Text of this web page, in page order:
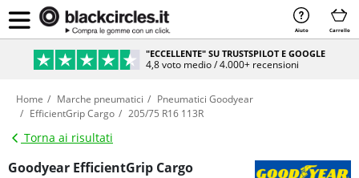
Aiuto Carrello
"ECCELLENTE" SU TRUSTSPILOT E GOOGLE
4,8 voto medio / 4.000+ recensioni
Home Marche pneumatici
Pneumatici Goodyear
EfficientGrip Cargo
205/75 R16 113R
Torna ai risultati
Goodyear EfficientGrip Cargo